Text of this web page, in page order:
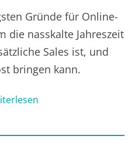
Gründe für Online-
die nasskalte Jahreszeit
Sales ist, und
bringen kann.